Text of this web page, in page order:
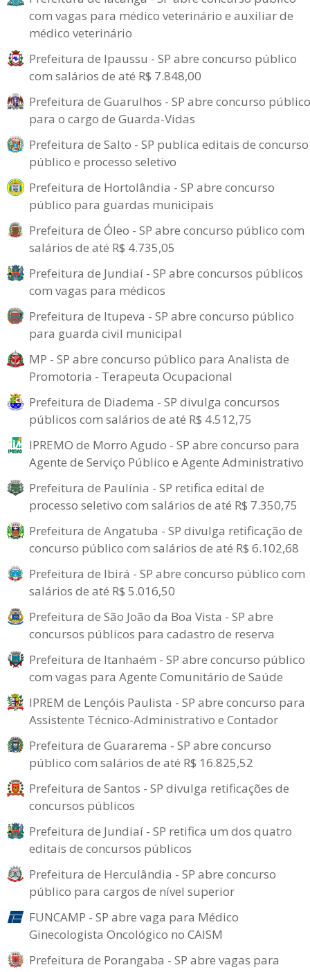
com vagas para médico veterinário e auxiliar de
médico veterinário
Prefeitura de Ipaussu - SP abre concurso público
com salários de até R$ 7.848,00
Prefeitura de Guarulhos - SP abre concurso público
para o cargo de Guarda-Vidas
Prefeitura de Salto - SP publica editais de concurso
público e processo seletivo
Prefeitura de Hortolândia - SP abre concurso
público para guardas municipais
Prefeitura de Óleo - SP abre concurso público com
salários de até R$ 4.735,05
Prefeitura de Jundiaí - SP abre concursos públicos
com vagas para médicos
Prefeitura de Itupeva - SP abre concurso público
para guarda civil municipal
MP - SP abre concurso público para Analista de
Promotoria - Terapeuta Ocupacional
Prefeitura de Diadema - SP divulga concursos
públicos com salários de até R$ 4.512,75
IPREMO de Morro Agudo - SP abre concurso para
Agente de Serviço Público e Agente Administrativo
Prefeitura de Paulínia - SP retifica edital de
processo seletivo com salários de até R$ 7.350,75
Prefeitura de Angatuba - SP divulga retificação de
concurso público com salários de até R$ 6.102,68
Prefeitura de Ibirá - SP abre concurso público com
salários de até R$ 5.016,50
Prefeitura de São João da Boa Vista - SP abre
concursos públicos para cadastro de reserva
Prefeitura de Itanhaém - SP abre concurso público
com vagas para Agente Comunitário de Saúde
IPREM de Lençóis Paulista - SP abre concurso para
Assistente Técnico-Administrativo e Contador
Prefeitura de Guararema - SP abre concurso
público com salários de até R$ 16.825,52
Prefeitura de Santos - SP divulga retificações de
concursos públicos
Prefeitura de Jundiaí - SP retifica um dos quatro
editais de concursos públicos
Prefeitura de Herculândia - SP abre concurso
público para cargos de nível superior
FUNCAMP - SP abre vaga para Médico
Ginecologista Oncológico no CAISM
Prefeitura de Porangaba - SP abre vagas para